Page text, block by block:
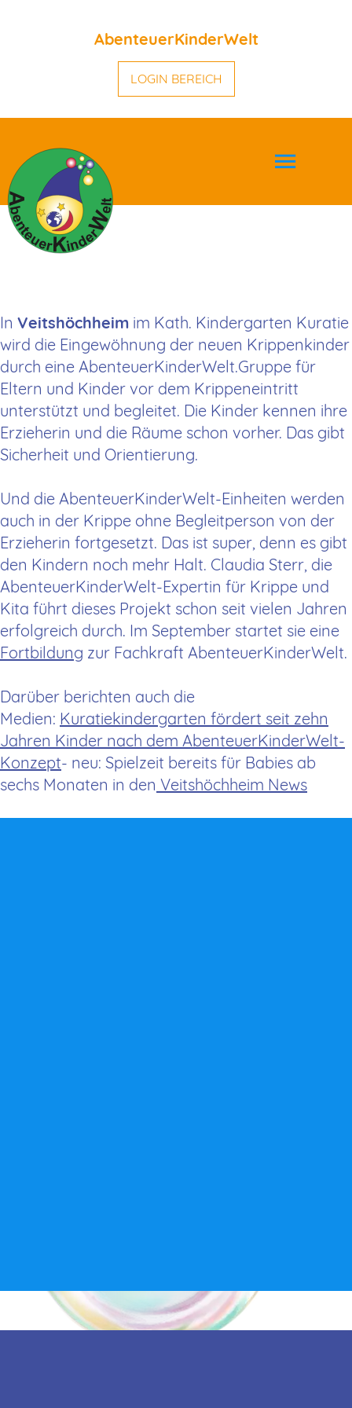
AbenteuerKinderWelt
LOGIN BEREICH
Einge­wöhnung mit
Abenteuer­
In Veitshöchheim im Kath. Kindergarten Kuratie
wird die Eingewöhnung der neuen Krippenkinder
durch eine AbenteuerKinderWelt.Gruppe für
Eltern und Kinder vor dem Krippeneintritt
unterstützt und begleitet. Die Kinder kennen ihre
Erzieherin und die Räume schon vorher. Das gibt
Sicherheit und Orientierung.
Und die AbenteuerKinderWelt-Einheiten werden
auch in der Krippe ohne Begleitperson von der
Erzieherin fortgesetzt. Das ist super, denn es gibt
den Kindern noch mehr Halt. Claudia Sterr, die
AbenteuerKinderWelt-Expertin für Krippe und
Kita führt dieses Projekt schon seit vielen Jahren
erfolgreich durch. Im September startet sie eine
Fortbildung zur Fachkraft AbenteuerKinderWelt.
Darüber berichten auch die
Medien: Kuratiekindergarten fördert seit zehn
Jahren Kinder nach dem AbenteuerKinderWelt-
Konzept- neu: Spielzeit bereits für Babies ab
sechs Monaten in den Veitshöchheim News
erhoben und gespeichert werden. Hinweis: Sie können Ihre Einwilligung jederzeit
für die Zukunft per E-Mail aninfo@abenteuerkinderwelt.de